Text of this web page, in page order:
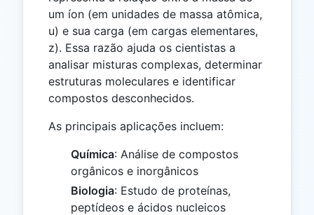
um íon (em unidades de massa atômica,
u) e sua carga (em cargas elementares,
z). Essa razão ajuda os cientistas a
analisar misturas complexas, determinar
estruturas moleculares e identificar
compostos desconhecidos.
As principais aplicações incluem:
Química: Análise de compostos
orgânicos e inorgânicos
Biologia: Estudo de proteínas,
peptídeos e ácidos nucleicos